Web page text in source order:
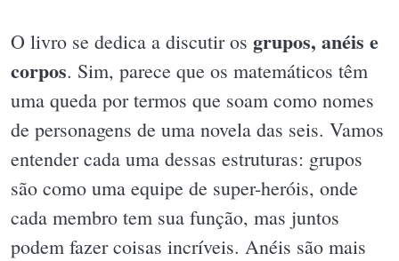
O livro se dedica a discutir os grupos, anéis e
corpos. Sim, parece que os matemáticos têm
uma queda por termos que soam como nomes
de personagens de uma novela das seis. Vamos
entender cada uma dessas estruturas: grupos
são como uma equipe de super-heróis, onde
cada membro tem sua função, mas juntos
podem fazer coisas incríveis. Anéis são mais